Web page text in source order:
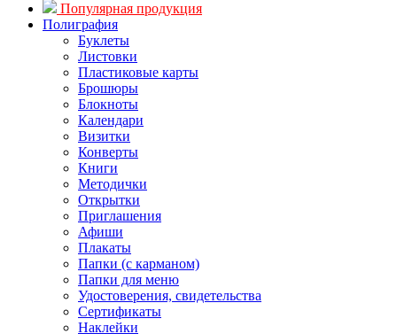
Популярная продукция
Полиграфия
Буклеты
Листовки
Пластиковые карты
Брошюры
Блокноты
Календари
Визитки
Конверты
Книги
Методички
Открытки
Приглашения
Афиши
Плакаты
Папки (с карманом)
Папки для меню
Удостоверения, свидетельства
Сертификаты
Наклейки